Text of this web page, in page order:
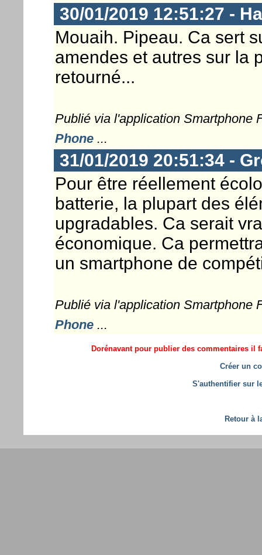
30/01/2019 12:51:27 -
Mouaih. Pipeau. Ca sert
amendes et autres sur la
retourné...
Publié via l'application Smartphone
Phone...
31/01/2019 20:51:34 -
Pour être réellement
batterie, la plupart des
upgradables. Ca serait
économique. Ca
un smartphone de
Publié via l'application Smartphone
Phone...
Dorénavant pour publier des commentaires il
Créer un
S'authentifier sur
Retour à